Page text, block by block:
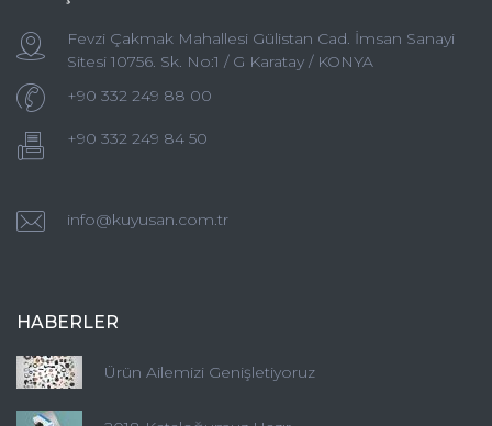
Fevzi Çakmak Mahallesi Gülistan Cad. İmsan Sanayi
Sitesi 10756. Sk. No:1 / G Karatay / KONYA
+90 332 249 88 00
+90 332 249 84 50
info@kuyusan.com.tr
HABERLER
Ürün Ailemizi Genişletiyoruz